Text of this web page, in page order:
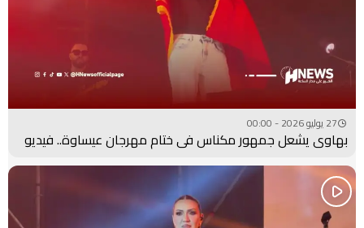
27 يوليو 2026 - 00:00
بهاوي يشعل جمهور مكناس في ختام مهرجان عيساوة.. فيديو